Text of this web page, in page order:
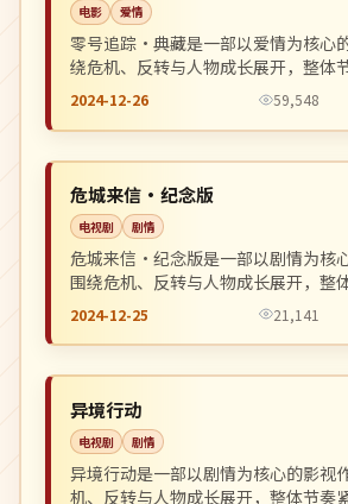
电影 爱情
零号追踪·典藏是一部以爱情为核心
绕危机、反转与人物成长展开，整体
推荐观看。
2024-12-26 59,548
日本
危城来信·纪念版
电视剧 剧情
危城来信·纪念版是一部以剧情为核
围绕危机、反转与人物成长展开，整
得推荐观看。
2024-12-25 21,141
日本
异境行动
电视剧 剧情
异境行动是一部以剧情为核心的影视
机、反转与人物成长展开，整体节奏